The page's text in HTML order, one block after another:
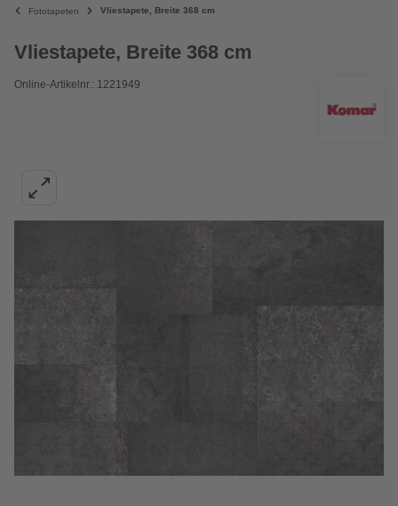
Fototapeten Vliestapete, Breite 368 cm
Vliestapete, Breite 368 cm
Online-Artikelnr.: 1221949